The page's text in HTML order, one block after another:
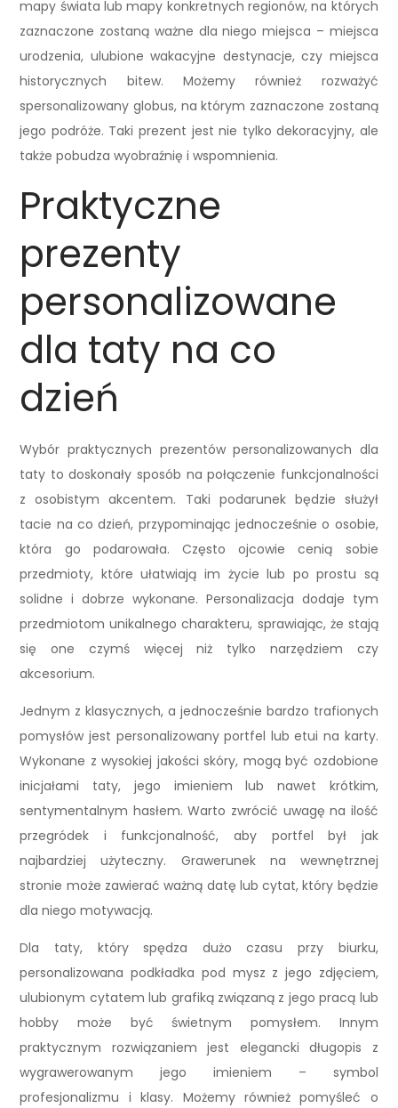
mapy świata lub mapy konkretnych regionów, na których
zaznaczone zostaną ważne dla niego miejsca – miejsca
urodzenia, ulubione wakacyjne destynacje, czy miejsca
historycznych bitew. Możemy również rozważyć
spersonalizowany globus, na którym zaznaczone zostaną
jego podróże. Taki prezent jest nie tylko dekoracyjny, ale
także pobudza wyobraźnię i wspomnienia.
Praktyczne
prezenty
personalizowane
dla taty na co
dzień
Wybór praktycznych prezentów personalizowanych dla
taty to doskonały sposób na połączenie funkcjonalności
z osobistym akcentem. Taki podarunek będzie służył
tacie na co dzień, przypominając jednocześnie o osobie,
która go podarowała. Często ojcowie cenią sobie
przedmioty, które ułatwiają im życie lub po prostu są
solidne i dobrze wykonane. Personalizacja dodaje tym
przedmiotom unikalnego charakteru, sprawiając, że stają
się one czymś więcej niż tylko narzędziem czy
akcesorium.
Jednym z klasycznych, a jednocześnie bardzo trafionych
pomysłów jest personalizowany portfel lub etui na karty.
Wykonane z wysokiej jakości skóry, mogą być ozdobione
inicjałami taty, jego imieniem lub nawet krótkim,
sentymentalnym hasłem. Warto zwrócić uwagę na ilość
przegródek i funkcjonalność, aby portfel był jak
najbardziej użyteczny. Grawerunek na wewnętrznej
stronie może zawierać ważną datę lub cytat, który będzie
dla niego motywacją.
Dla taty, który spędza dużo czasu przy biurku,
personalizowana podkładka pod mysz z jego zdjęciem,
ulubionym cytatem lub grafiką związaną z jego pracą lub
hobby może być świetnym pomysłem. Innym
praktycznym rozwiązaniem jest elegancki długopis z
wygrawerowanym jego imieniem – symbol
profesjonalizmu i klasy. Możemy również pomyśleć o